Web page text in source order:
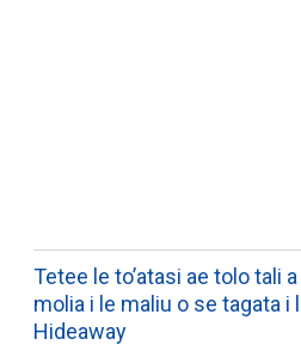
Tetee le to’atasi ae tolo tali
molia i le maliu o se tagata i
Hideaway